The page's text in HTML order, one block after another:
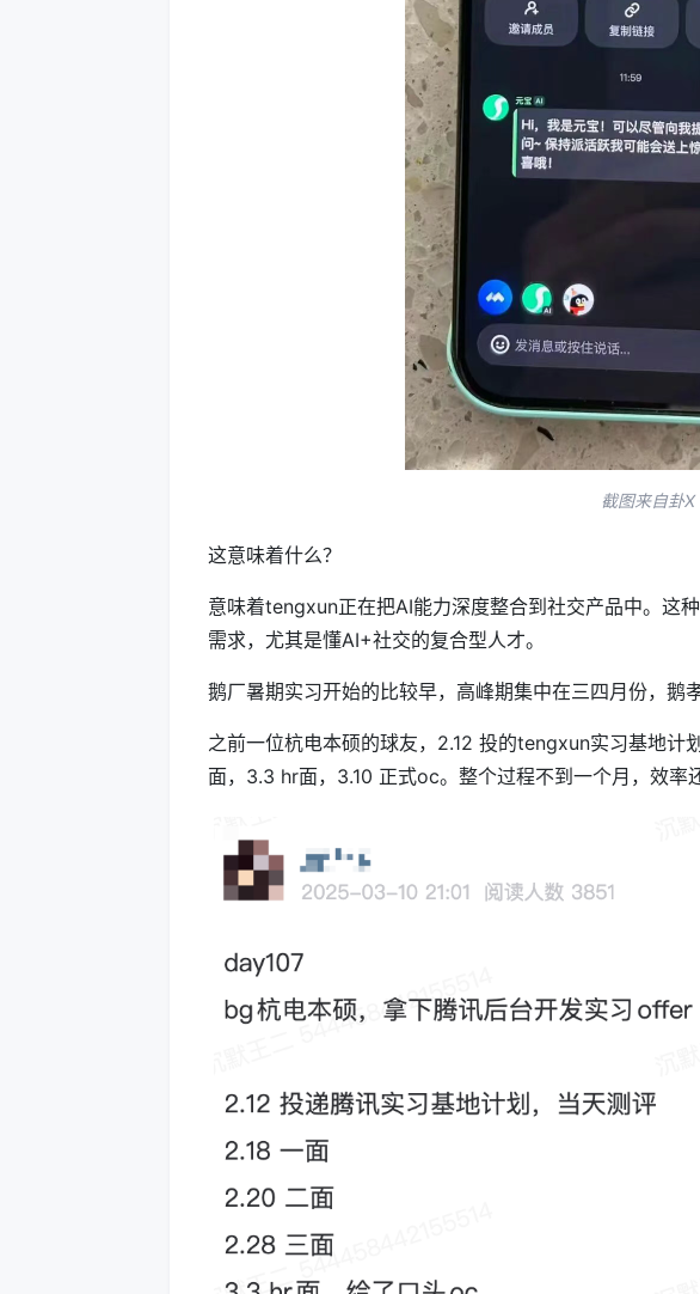
截图来自卦X
这意味着什么？
意味着tengxun正在把AI能力深度整合到社交产品中。这
需求，尤其是懂AI+社交的复合型人才。
鹅厂暑期实习开始的比较早，高峰期集中在三四月份，鹅
之前一位杭电本硕的球友，2.12 投的tengxun实习基地
面，3.3 hr面，3.10 正式oc。整个过程不到一个月，效率